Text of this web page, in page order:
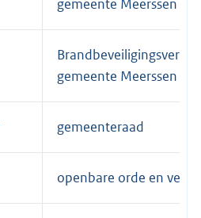
gemeente Meerssen
gemeente Meerssen
gemeenteraad
openbare orde en